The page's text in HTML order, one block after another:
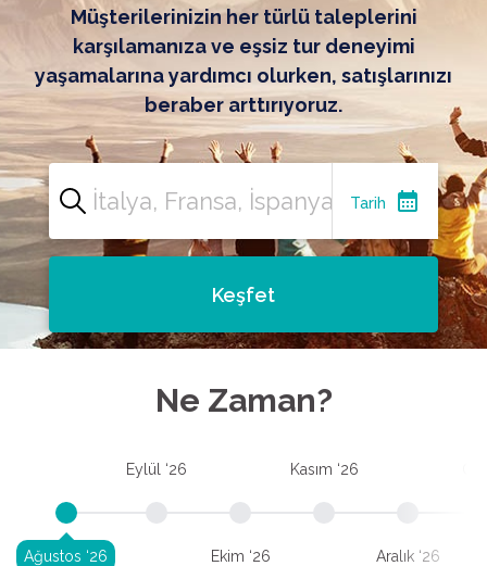
Müşterilerinizin her türlü taleplerini
karşılamanıza ve eşsiz tur deneyimi
yaşamalarına yardımcı olurken, satışlarınızı
beraber arttırıyoruz.
Tarih calendar_month
Keşfet
Ne Zaman?
Ağustos ‘26
Eylül ‘26
Ekim ‘26
Kasım ‘26
Aralık ‘26